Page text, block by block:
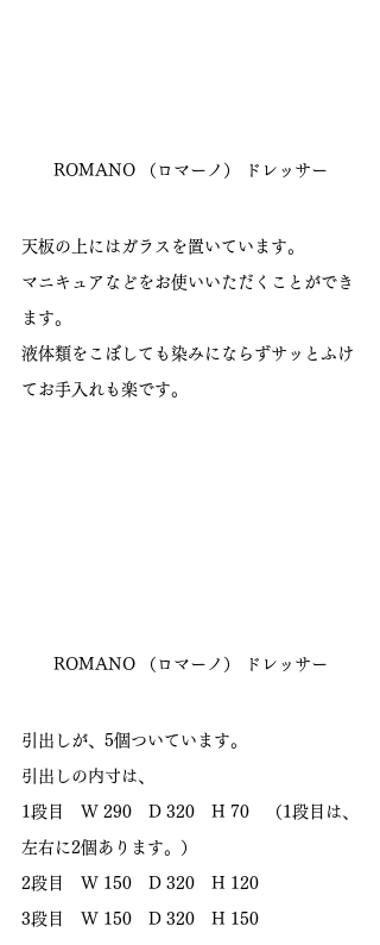
ROMANO （ロマーノ） ドレッサー
天板の上にはガラスを置いています。
マニキュアなどをお使いいただくことができ
ます。
液体類をこぼしても染みにならずサッとふけ
てお手入れも楽です。
ROMANO （ロマーノ） ドレッサー
引出しが、5個ついています。
引出しの内寸は、
1段目　W 290　D 320　H 70　（1段目は、
左右に2個あります。）
2段目　W 150　D 320　H 120
3段目　W 150　D 320　H 150